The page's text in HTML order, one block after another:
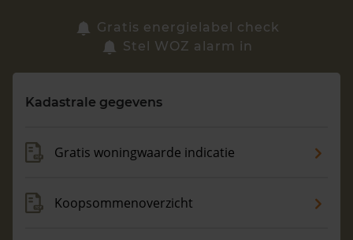
Vragen? Neem contact met ons op
088 220 4200
Gratis energielabel check
Stel WOZ alarm in
Kadastrale gegevens
Gratis woningwaarde indicatie
Koopsommenoverzicht